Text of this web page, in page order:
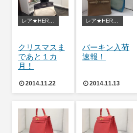
クリスマスま
であと１カ
月！
2014.11.22
バーキン入荷
速報！
2014.11.13